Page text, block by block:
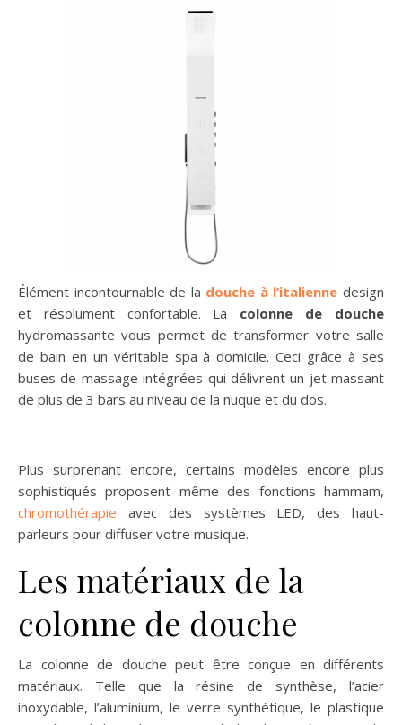
Élément incontournable de la douche à l’italienne design
et résolument confortable. La colonne de douche
hydromassante vous permet de transformer votre salle
de bain en un véritable spa à domicile. Ceci grâce à ses
buses de massage intégrées qui délivrent un jet massant
de plus de 3 bars au niveau de la nuque et du dos.
Plus surprenant encore, certains modèles encore plus
sophistiqués proposent même des fonctions hammam,
chromothérapie avec des systèmes LED, des haut-
parleurs pour diffuser votre musique.
Les matériaux de la
colonne de douche
La colonne de douche peut être conçue en différents
matériaux. Telle que la résine de synthèse, l’acier
inoxydable, l’aluminium, le verre synthétique, le plastique